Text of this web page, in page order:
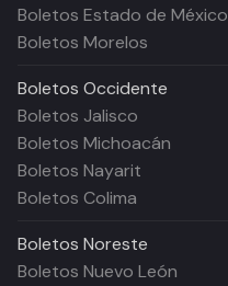
Boletos Estado de México
Boletos Morelos
Boletos Occidente
Boletos Jalisco
Boletos Michoacán
Boletos Nayarit
Boletos Colima
Boletos Noreste
Boletos Nuevo León